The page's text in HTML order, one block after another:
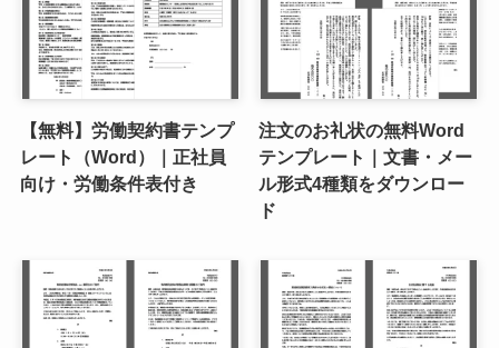
【無料】労働契約書テンプ
レート（Word）｜正社員
向け・労働条件表付き
注文のお礼状の無料Word
テンプレート｜文書・メー
ル形式4種類をダウンロー
ド